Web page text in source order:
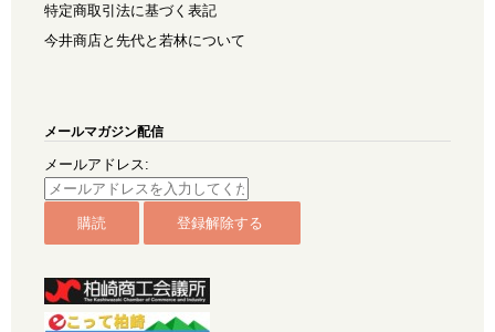
特定商取引法に基づく表記
今井商店と先代と若林について
メールマガジン配信
メールアドレス: